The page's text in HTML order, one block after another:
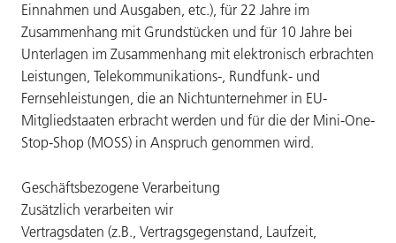
Einnahmen und Ausgaben, etc.), für 22 Jahre im
Zusammenhang mit Grundstücken und für 10 Jahre bei
Unterlagen im Zusammenhang mit elektronisch erbrachten
Leistungen, Telekommunikations-, Rundfunk- und
Fernsehleistungen, die an Nichtunternehmer in EU-
Mitgliedstaaten erbracht werden und für die der Mini-One-
Stop-Shop (MOSS) in Anspruch genommen wird.
Geschäftsbezogene Verarbeitung
Zusätzlich verarbeiten wir
Vertragsdaten (z.B., Vertragsgegenstand, Laufzeit,